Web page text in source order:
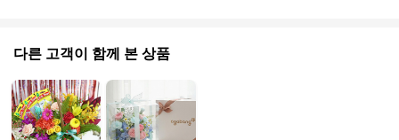
다른 고객이 함께 본 상품